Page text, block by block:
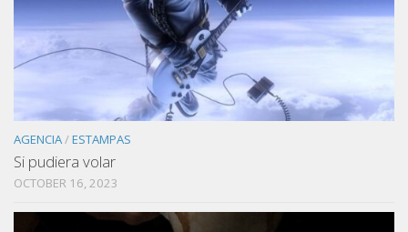
AGENCIA/ESTAMPAS
Si pudiera volar
OCTOBER 16, 2023